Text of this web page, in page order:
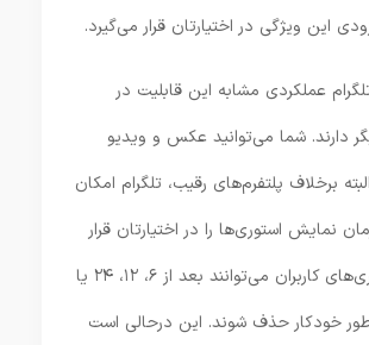
این ویژگی در اختیارتان قرار می‌گیرد.
عملکردی مشابه این قابلیت در
دارند. شما می‌توانید عکس و ویدیو
برخلاف پلتفرم‌های رقیب، تلگرام امکان
نمایش استوری‌ها را در اختیارتان قرار
می‌دهد. استوری‌های کاربران می‌توانند بعد از ۶، ۱۲، ۲۴ یا
خودکار حذف شوند. این درحالی است